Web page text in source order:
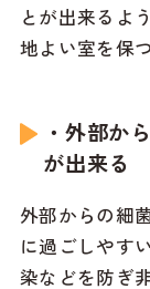
とが出来るよ
地よい室を保
・外部か
が出来る
外部からの細
に過ごしやす
染などを防ぎ